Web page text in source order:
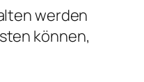
werden
können,